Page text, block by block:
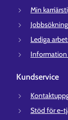
Min
Lediga
Information
Kundservice
Stöd för e-